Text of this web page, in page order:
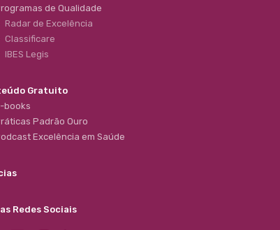
de Qualidade
Radar de Excelência
Classificare
IBES Legis
Gratuito
books
Padrão Ouro
Excelência em Saúde
Redes Sociais